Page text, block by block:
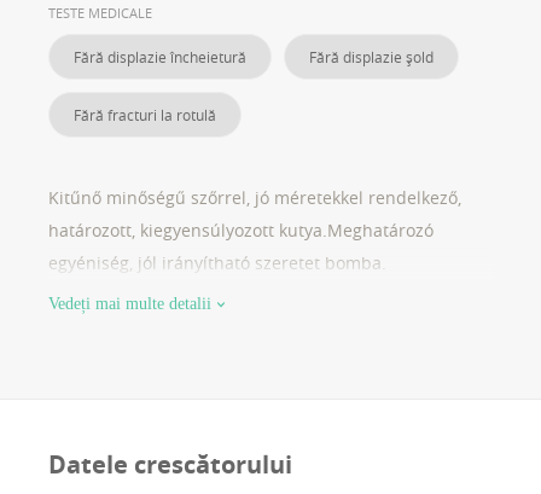
TESTE MEDICALE
Fără displazie încheietură Fără displazie șold
Fără fracturi la rotulă
Kitűnő minőségű szőrrel, jó méretekkel rendelkező,
határozott, kiegyensúlyozott kutya.Meghatározó
egyéniség, jól irányítható szeretet bomba.
Vedeți mai multe detalii
Datele crescătorului